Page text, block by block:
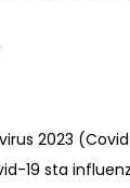
2023
19 sta